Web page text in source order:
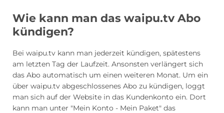
Wie kann man das waipu.tv Abo
kündigen?
Bei waipu.tv kann man jederzeit kündigen, spätestens
am letzten Tag der Laufzeit. Ansonsten verlängert sich
das Abo automatisch um einen weiteren Monat. Um ein
über waipu.tv abgeschlossenes Abo zu kündigen, loggt
man sich auf der Website in das Kundenkonto ein. Dort
kann man unter "Mein Konto - Mein Paket" das